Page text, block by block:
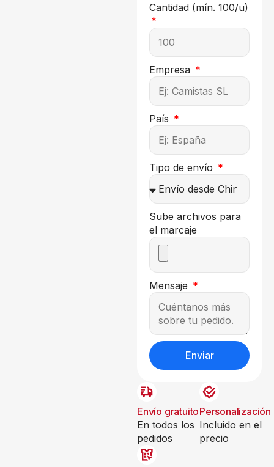
Cantidad (mín. 100/u)
Empresa
País
Tipo de envío
Sube archivos para
el marcaje
Mensaje
Enviar
Envío gratuito
En todos los
pedidos
Personalización
Incluido en el
precio